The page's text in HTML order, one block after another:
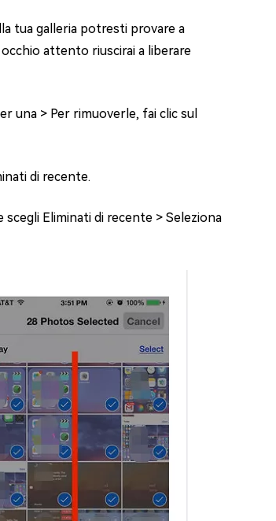
tua galleria potresti provare a
attento riuscirai a liberare
una > Per rimuoverle, fai clic sul
di recente.
Eliminati di recente > Seleziona